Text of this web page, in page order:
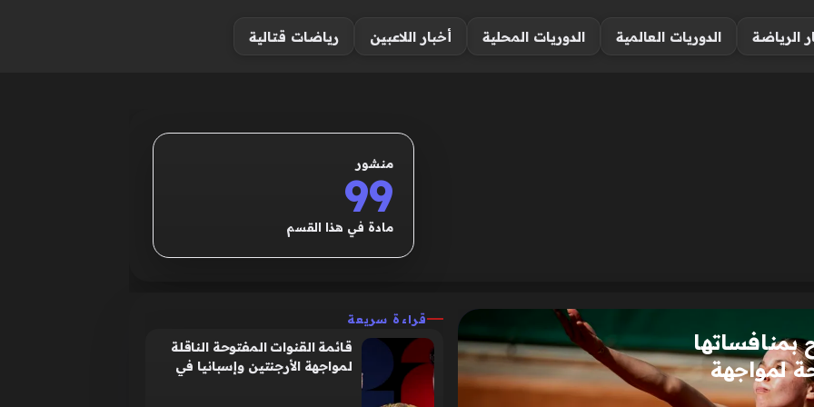
الرياضة الدوريات العالمية الدوريات المحلية أخبار اللاعبين رياضات قتالية
منشور
99
مادة في هذا القسم
بمنافساتها
لمواجهة
قراءة سريعة
قائمة القنوات المفتوحة الناقلة
لمواجهة الأرجنتين وإسبانيا في